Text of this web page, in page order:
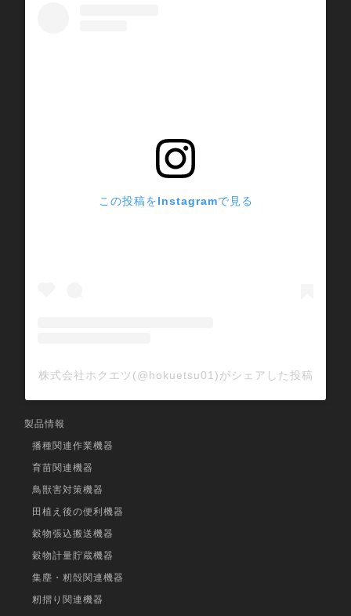
いてフレコン出荷を検討した。知人がフレコ
ン出荷で同じ方法で行っていたのを参考にし
フレコンスケールも検討したが価格の面であ
み合わせだと思ったより低予算でフレコン出
荷できるようになって籾摺り作業がひじょう
に楽になった。
2009年8月に「フレタンクFT-5D」を購入さ
れた 「秋田県潟上市の青木 進様」より /水
稲作付面積12ha
身体の負担が軽減され、非常に満足!!
この投稿をInstagramで見る
株式会社ホクエツ(@hokuetsu01)がシェアした投稿
製品情報
播種関連作業機器
育苗関連機器
鳥獣害対策機器
田植え後の便利機器
穀物張込搬送機器
穀物計量貯蔵機器
集塵・籾殻関連機器
籾摺り関連機器